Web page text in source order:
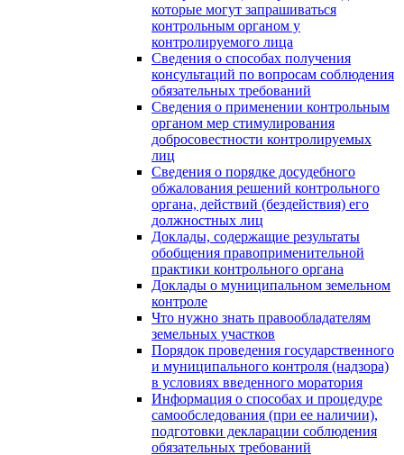
которые могут запрашиваться
контрольным органом у
контролируемого лица
Сведения о способах получения
консультаций по вопросам соблюдения
обязательных требований
Сведения о применении контрольным
органом мер стимулирования
добросовестности контролируемых
лиц
Сведения о порядке досудебного
обжалования решений контрольного
органа, действий (бездействия) его
должностных лиц
Доклады, содержащие результаты
обобщения правоприменительной
практики контрольного органа
Доклады о муниципальном земельном
контроле
Что нужно знать правообладателям
земельных участков
Порядок проведения государственного
и муниципального контроля (надзора)
в условиях введенного моратория
Информация о способах и процедуре
самообследования (при ее наличии),
подготовки декларации соблюдения
обязательных требований